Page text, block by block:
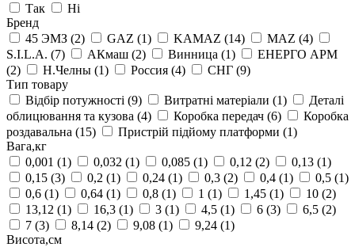
Так
Ні
Бренд
45 ЭМЗ (2) GAZ (1) KAMAZ (14) MAZ (4)
S.I.L.A. (7) АКмаш (2) Винница (1)
ЕНЕРГО АРМ
(2)
Н.Челны (1) Россия (4) СНГ (9)
Тип товару
Відбір потужності (9) Витратні матеріали (1)
Деталі
облицювання та кузова (4) Коробка передач (6)
Коробка
роздавальна (15) Пристрій підйому платформи (1)
Вага,кг
0,001 (1) 0,032 (1) 0,085 (1) 0,12 (2) 0,13 (1)
0,15 (3) 0,2 (1) 0,24 (1) 0,3 (2) 0,4 (1) 0,5 (1)
0,6 (1) 0,64 (1) 0,8 (1) 1 (1) 1,45 (1) 10 (2)
13,12 (1) 16,3 (1) 3 (1) 4,5 (1) 6 (3) 6,5 (2)
7 (3) 8,14 (2) 9,08 (1) 9,24 (1)
Висота,см